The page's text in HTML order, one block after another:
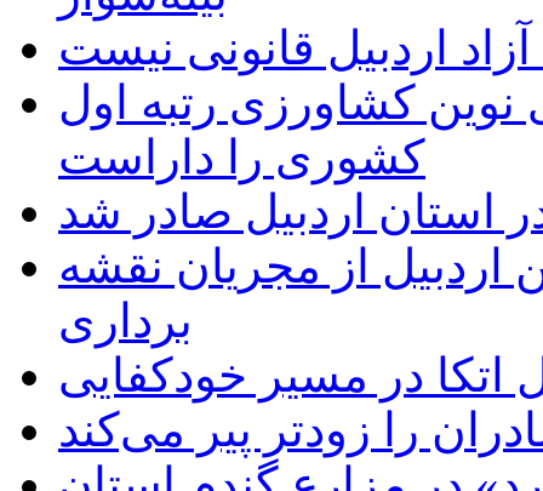
اردبیل قانونی نیست
نوین کشاورزی رتبه اول
کشوری را داراست
استان اردبیل صادر شد
از مجریان نقشه
برداری
در مسیر خودکفایی
را زودتر پیر می‌کند